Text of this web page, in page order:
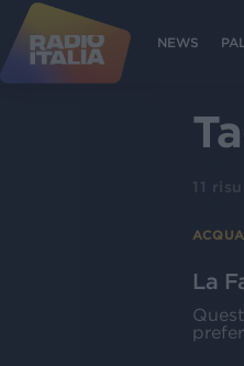
NEWS
11
La